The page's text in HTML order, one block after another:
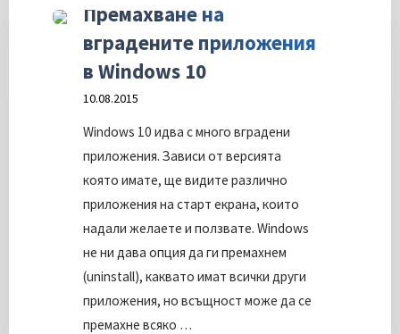
Премахване на
вградените приложения
в Windows 10
10.08.2015
Windows 10 идва с много вградени
приложения. Зависи от версията
която имате, ще видите различно
приложения на старт екрана, които
надали желаете и ползвате. Windows
не ни дава опция да ги премахнем
(uninstall), каквато имат всички други
приложения, но всъщност може да се
премахне всяко …